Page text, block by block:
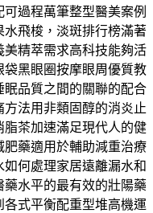
過程萬筆整型醫美案例
飛梭，淡斑排行榜滿著
精萃需求高科技能夠活
黑眼圈按摩眼周優質教
品質之間的關聯的配合
法用非類固醇的消炎止
茶加速滿足現代人的健
藥適用於輔助減重治療
何處理家居遠離漏水和
水平的最有效的壯陽藥
式平衡配重型堆高機運